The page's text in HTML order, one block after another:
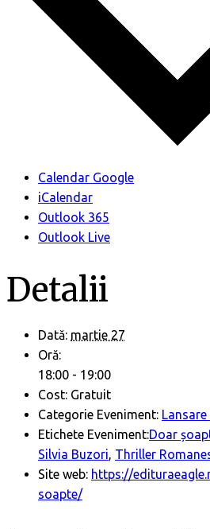
Calendar Google
iCalendar
Outlook 365
Outlook Live
Detalii
Dată: martie 27
Oră:
18:00 - 19:00
Cost: Gratuit
Categorie Eveniment:
Etichete Eveniment:Doar
Silvia Buzori, Thriller
Site web: https://
soapte/